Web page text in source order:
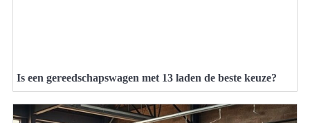
Is een gereedschapswagen met 13 laden de beste keuze?